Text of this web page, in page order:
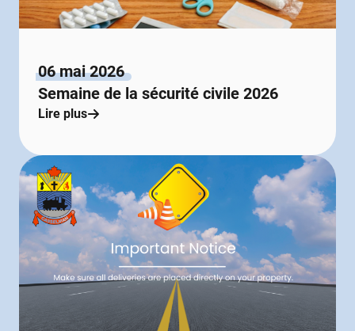
06 mai 2026
Semaine de la sécurité civile 2026
Lire plus